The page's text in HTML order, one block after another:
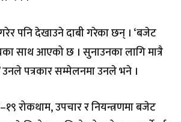
पनि देखाउने दाबी गरेका छन् । ‘बजेट
साथ आएको छ । सुनाउनका लागि मात्रै
पत्रकार सम्मेलनमा उनले भने ।
रोकथाम, उपचार र नियन्त्रणमा बजेट